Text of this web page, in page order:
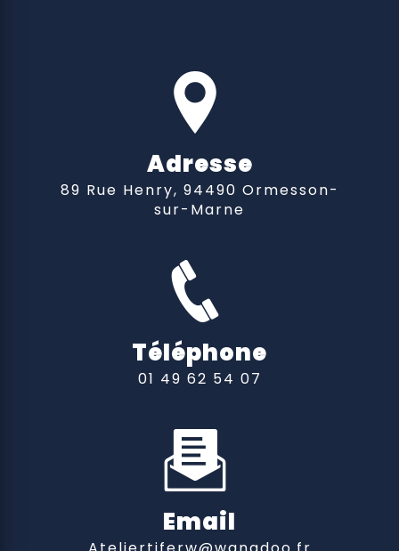
Adresse
89 Rue Henry, 94490 Ormesson-
sur-Marne
Téléphone
01 49 62 54 07
Email